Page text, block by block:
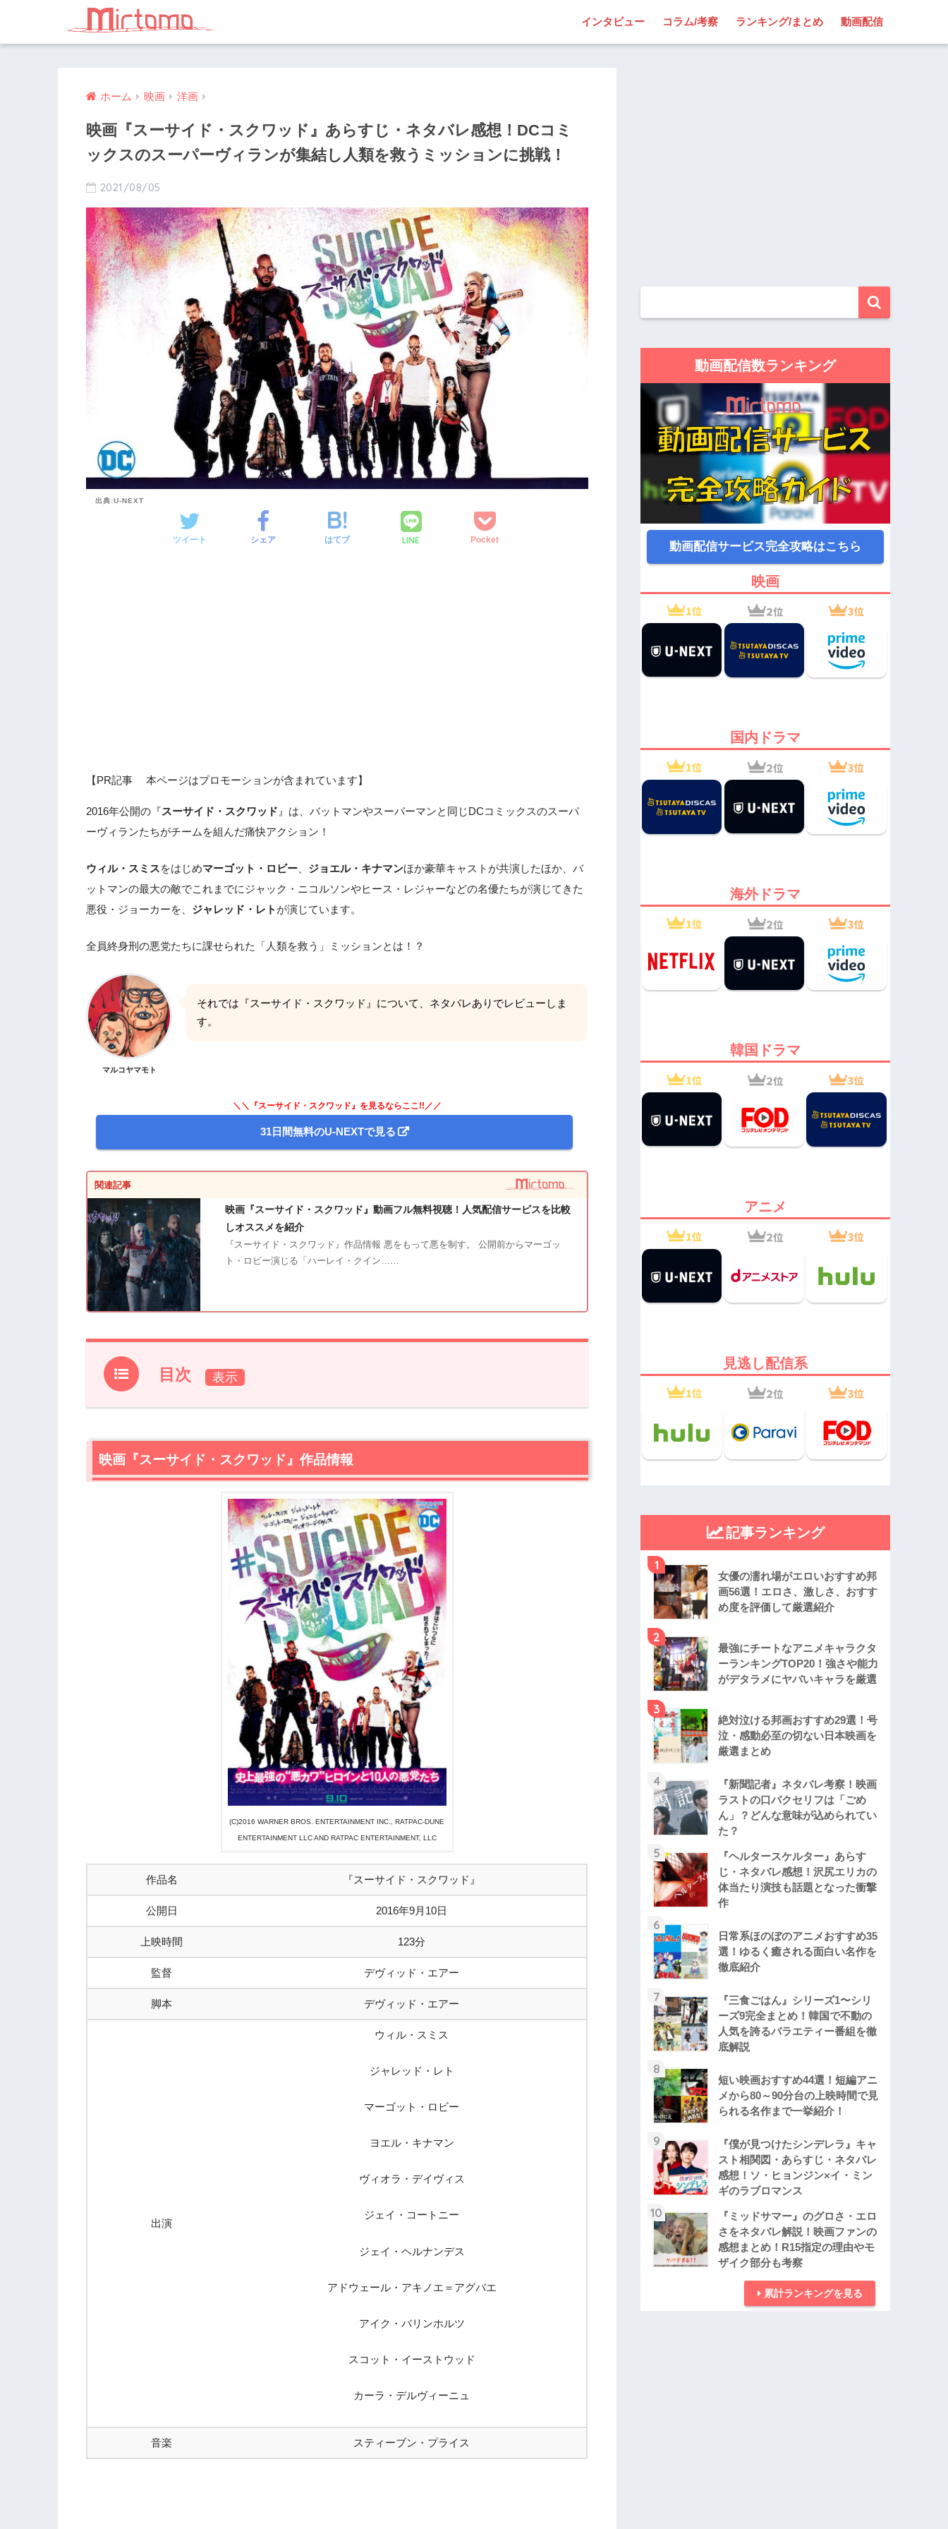
インタビュー コラム/考察 ランキング/まとめ 動画配信
ホーム 映画 洋画
映画『スーサイド・スクワッド』あらすじ・ネタバレ感想！DCコミ
ックスのスーパーヴィランが集結し人類を救うミッションに挑戦！
2021/08/05
出典:U-NEXT
ツイート シェア はてブ LINE Pocket
【PR記事 本ページはプロモーションが含まれています】
2016年公開の『スーサイド・スクワッド 』は、バットマンやスーパーマンと同じDCコミックスのスーパ
ーヴィランたちがチームを組んだ痛快アクション！
ウィル・スミスをはじめマーゴット・ロビー ジョエル・キナマンほか豪華キャストが共演したほか、バ
ットマンの最大の敵でこれまでにジャック・ニコルソンやヒース・レジャーなどの名優たちが演じてきた
悪役・ジョーカーを、 ジャレッド・レト が演じています。
全員終身刑の悪党たちに課せられた「人類を救う」ミッションとは！？
マルコヤマモト
それでは『スーサイド・スクワッド』について、ネタバレありでレビューしま
す。
＼＼『スーサイド・スクワッド』を見るならここ!!／／
31日間無料のU-NEXTで見る
関連記事
映画『スーサイド・スクワッド』動画フル無料視聴！人気配信サービスを比較
しオススメを紹介
『スーサイド・スクワッド』作品情報 悪をもって悪を制す。 公開前からマーゴッ
ト・ロビー演じる「ハーレイ・クイン……
目次
1.映画『スーサイド・スクワッド』作品情報
2.1凶悪犯たちによる「スーサイド・スクワッド」が世界を救う！？
悪い奴らは良い奴ら？
やっぱりハーレイ・クインなんだなぁ〜
SNSでのみんなの感想・評判
映画『スーサイド・スクワッド』あらすじ・ネタバレ感想まとめ
映画『スーサイド・スクワッド』作品情報
(C)2016 WARNER BROS. ENTERTAINMENT INC., RATPAC-DUNE
ENTERTAINMENT LLC AND RATPAC ENTERTAINMENT, LLC
作品名 『スーサイド・スクワッド』
公開日 2016年9月10日
上映時間 123分
監督 デヴィッド・エアー
脚本 デヴィッド・エアー
出演
ウィル・スミス
ジャレッド・レト
マーゴット・ロビー
ヨエル・キナマン
ヴィオラ・デイヴィス
ジェイ・コートニー
ジェイ・ヘルナンデス
アドウェール・アキノエ＝アグバエ
アイク・バリンホルツ
スコット・イーストウッド
カーラ・デルヴィーニュ
音楽 スティーブン・プライス
動画配信数ランキング
動画配信サービス完全攻略はこちら
映画
国内ドラマ
海外ドラマ
韓国ドラマ
アニメ
見逃し配信系
記事ランキング
1
女優の濡れ場がエロいおすすめ邦
画56選！エロさ、激しさ、おすす
め度を評価して厳選紹介
2
最強にチートなアニメキャラクタ
ーランキングTOP20！強さや能力
がデタラメにヤバいキャラを厳選
3
絶対泣ける邦画おすすめ29選！号
泣・感動必至の切ない日本映画を
厳選まとめ
4
『新聞記者』ネタバレ考察！映画
ラストの口パクセリフは「ごめ
ん」？どんな意味が込められてい
た？
5
『ヘルタースケルター』あらす
じ・ネタバレ感想！沢尻エリカの
体当たり演技も話題となった衝撃
作
6
日常系ほのぼのアニメおすすめ35
選！ゆるく癒される面白い名作を
徹底紹介
7
『三食ごはん』シリーズ1〜シリ
ーズ9完全まとめ！韓国で不動の
人気を誇るバラエティー番組を徹
底解説
8
短い映画おすすめ44選！短編アニ
メから80～90分台の上映時間で見
られる名作まで一挙紹介！
9
『僕が見つけたシンデレラ』キャ
スト相関図・あらすじ・ネタバレ
感想！ソ・ヒョンジン×イ・ミン
ギのラブロマンス
10
『ミッドサマー』のグロさ・エロ
さをネタバレ解説！映画ファンの
感想まとめ！R15指定の理由やモ
ザイク部分も考察
累計ランキングを見る